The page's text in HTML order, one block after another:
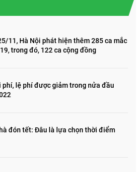
11, Hà Nội phát hiện thêm 285 ca mắc
trong đó, 122 ca cộng đồng
phí, lệ phí được giảm trong nửa đầu
đón tết: Đâu là lựa chọn thời điểm